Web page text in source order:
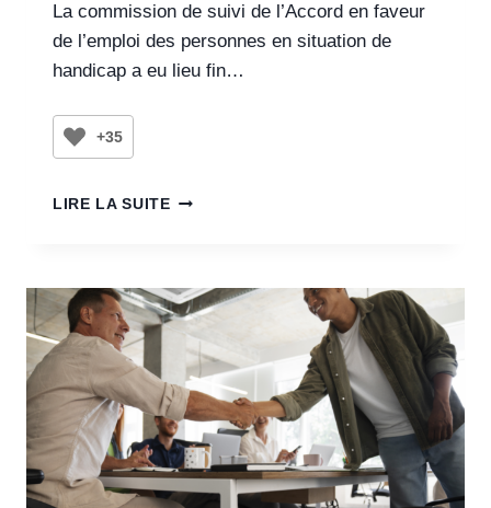
La commission de suivi de l’Accord en faveur
de l’emploi des personnes en situation de
handicap a eu lieu fin…
+35
LIRE LA SUITE